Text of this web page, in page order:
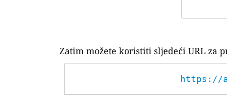
Zatim možete koristiti sljedeći URL za
https://